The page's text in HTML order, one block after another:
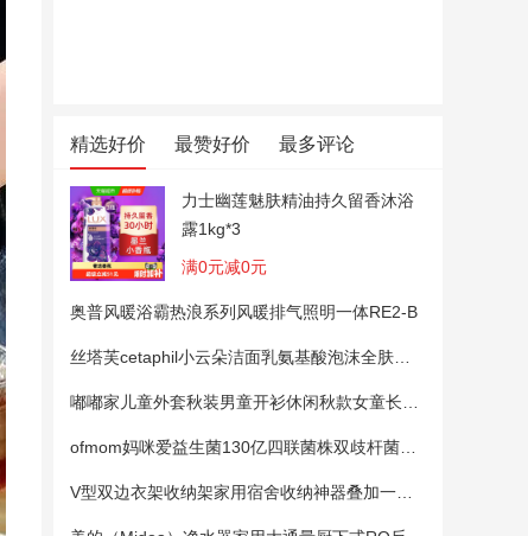
精选好价 最赞好价 最多评论
力士幽莲魅肤精油持久留香沐浴
露1kg*3
满0元减0元
奥普风暖浴霸热浪系列风暖排气照明一体RE2-B